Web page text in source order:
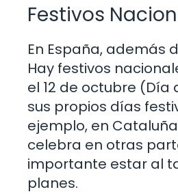
Festivos
En España, además
Hay festivos
el 12 de octubre
sus propios días
ejemplo, en
celebra en otras
importante estar al
planes.